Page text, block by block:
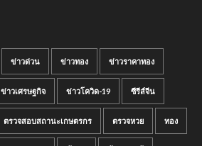
ข่าวด่วน ข่าวทอง ข่าวราคาทอง
ข่าวเศรษฐกิจ ข่าวโควิด-19 ซีรีส์จีน
ตรวจสอบสถานะเกษตรกร ตรวจหวย ทอง